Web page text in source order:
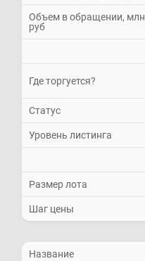
Объем в обращении, млн
руб
Где торгуется?
Статус
Уровень листинга
Размер лота
Шаг цены
Название